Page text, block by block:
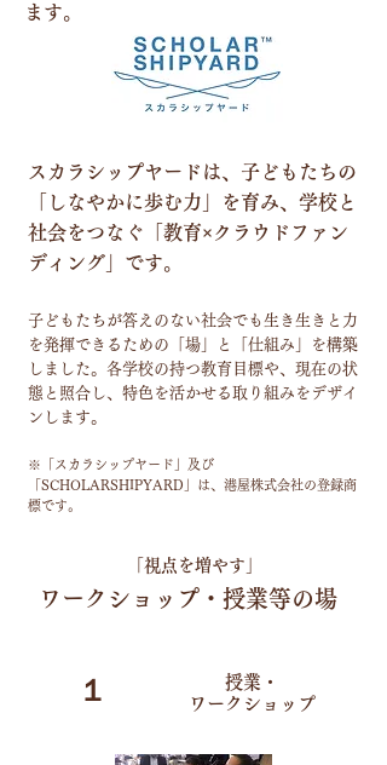
ます。
スカラシップヤードは、子どもたちの
「しなやかに歩む力」を育み、学校と
社会をつなぐ​「教育×クラウドファン
ディング」です。
子どもたちが答えのない社会でも生き生きと力
を発揮できるための「場」と「仕組み」を構築
しました。各学校の持つ教育目標や、現在の状
態と照合し、特色を活かせる取り組みをデザイ
ンします。
​※「スカラシップヤード」及び
「SCHOLARSHIPYARD」は、港屋株式会社の登録商
標です。
ワークショップ・授業等の場
「視点を増やす」
１
授業・
​ワークショップ